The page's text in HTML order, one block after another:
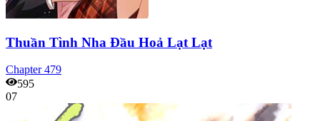
Thuần Tình Nha Đầu Hoả Lạt Lạt
Chapter479
595
07